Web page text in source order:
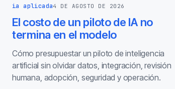
ia aplicada4 DE AGOSTO DE 2026
El costo de un piloto de IA no
termina en el modelo
Cómo presupuestar un piloto de inteligencia
artificial sin olvidar datos, integración, revisión
humana, adopción, seguridad y operación.